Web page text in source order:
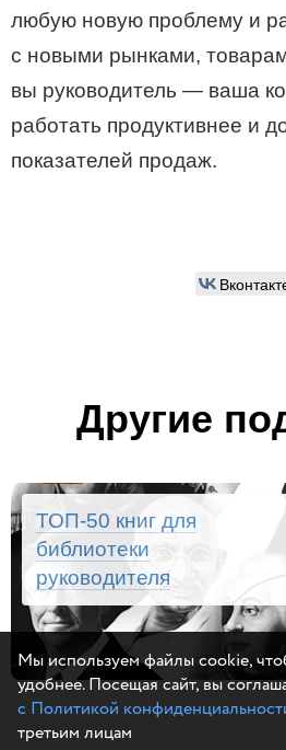
любую новую проблему и
с новыми рынками,
вы руководитель — ваша
работать продуктивнее и
показателей продаж.
Другие
ТОП-50 книг для
библиотеки
руководителя
Мы используем файлы cookie,
удобнее. Посещая сайт, вы
с Политикой
третьим лицам